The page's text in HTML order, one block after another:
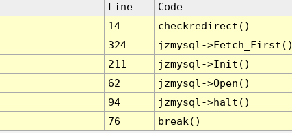
Line
Code
14
checkredirect()
324
jzmysql-
211
jzmysql->Init()
62
jzmysql->Open()
94
jzmysql->halt()
76 break()